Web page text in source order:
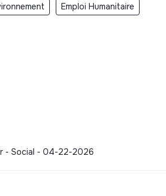
Emploi Humanitaire
- Social - 04-22-2026